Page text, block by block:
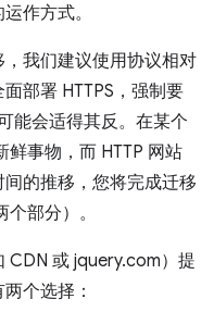
作方式。
我们建议使用协议相对
部署 HTTPS，强制要
能会适得其反。在某个
鲜事物，而 HTTP 网站
的推移，您将完成迁移
部分）。
CDN 或 jquery.com）提
个选择：